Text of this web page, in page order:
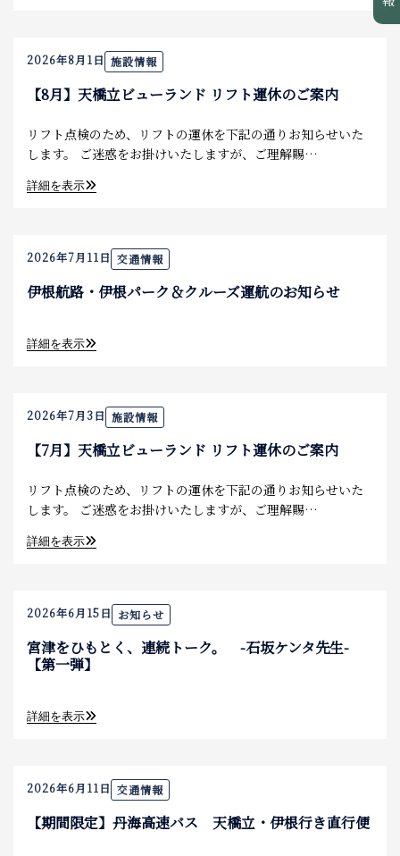
2026年8月1日 施設情報
【8月】天橋立ビューランド リフト運休のご案内
リフト点検のため、リフトの運休を下記の通りお知らせいた
します。 ご迷惑をお掛けいたしますが、ご理解賜…
詳細を表示
2026年7月11日 交通情報
伊根航路・伊根パーク＆クルーズ運航のお知らせ
詳細を表示
2026年7月3日 施設情報
【7月】天橋立ビューランド リフト運休のご案内
リフト点検のため、リフトの運休を下記の通りお知らせいた
します。 ご迷惑をお掛けいたしますが、ご理解賜…
詳細を表示
2026年6月15日 お知らせ
宮津をひもとく、連続トーク。 -石坂ケンタ先生-
【第一弾】
詳細を表示
2026年6月11日 交通情報
【期間限定】丹海高速バス 天橋立・伊根行き直行便